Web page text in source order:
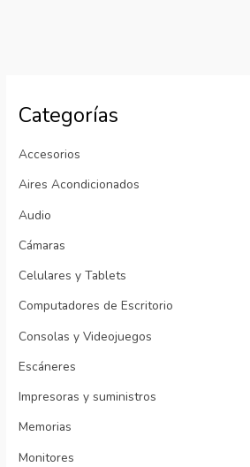
Categorías
Accesorios
Aires Acondicionados
Audio
Cámaras
Celulares y Tablets
Computadores de Escritorio
Consolas y Videojuegos
Escáneres
Impresoras y suministros
Memorias
Monitores